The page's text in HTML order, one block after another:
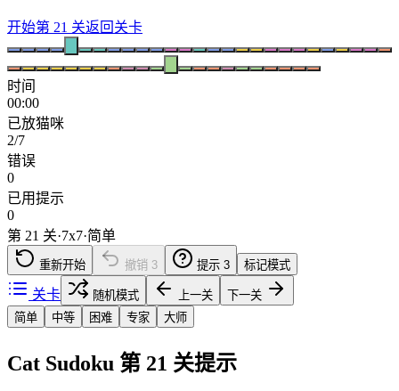
开始第 21 关返回关卡
时间
00:00
已放猫咪
2/7
错误
0
已用提示
0
第 21 关·7x7·简单
重新开始 撤销 3 提示 3 标记模式
关卡 随机模式 上一关
下一关
简单
中等 困难 专家 大师
Cat Sudoku 第 21 关提示